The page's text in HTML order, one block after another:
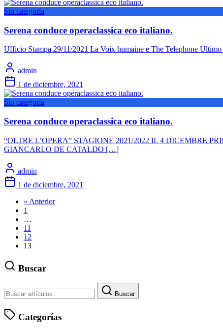
Sin categoría
Serena conduce operaclassica eco italiano.
Ufficio Stampa 29/11/2021 La Voix humaine e The Telephone
admin
1 de diciembre, 2021
Sin categoría
Serena conduce operaclassica eco italiano.
“OLTRE L’OPERA” STAGIONE 2021/2022 IL 4 DICEMBRE
GIANCARLO DE CATALDO […]
admin
1 de diciembre, 2021
« Anterior
1
…
11
12
13
Buscar
Buscar
Categorías